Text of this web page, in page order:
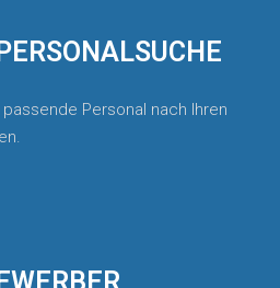
Personal nach Ihren